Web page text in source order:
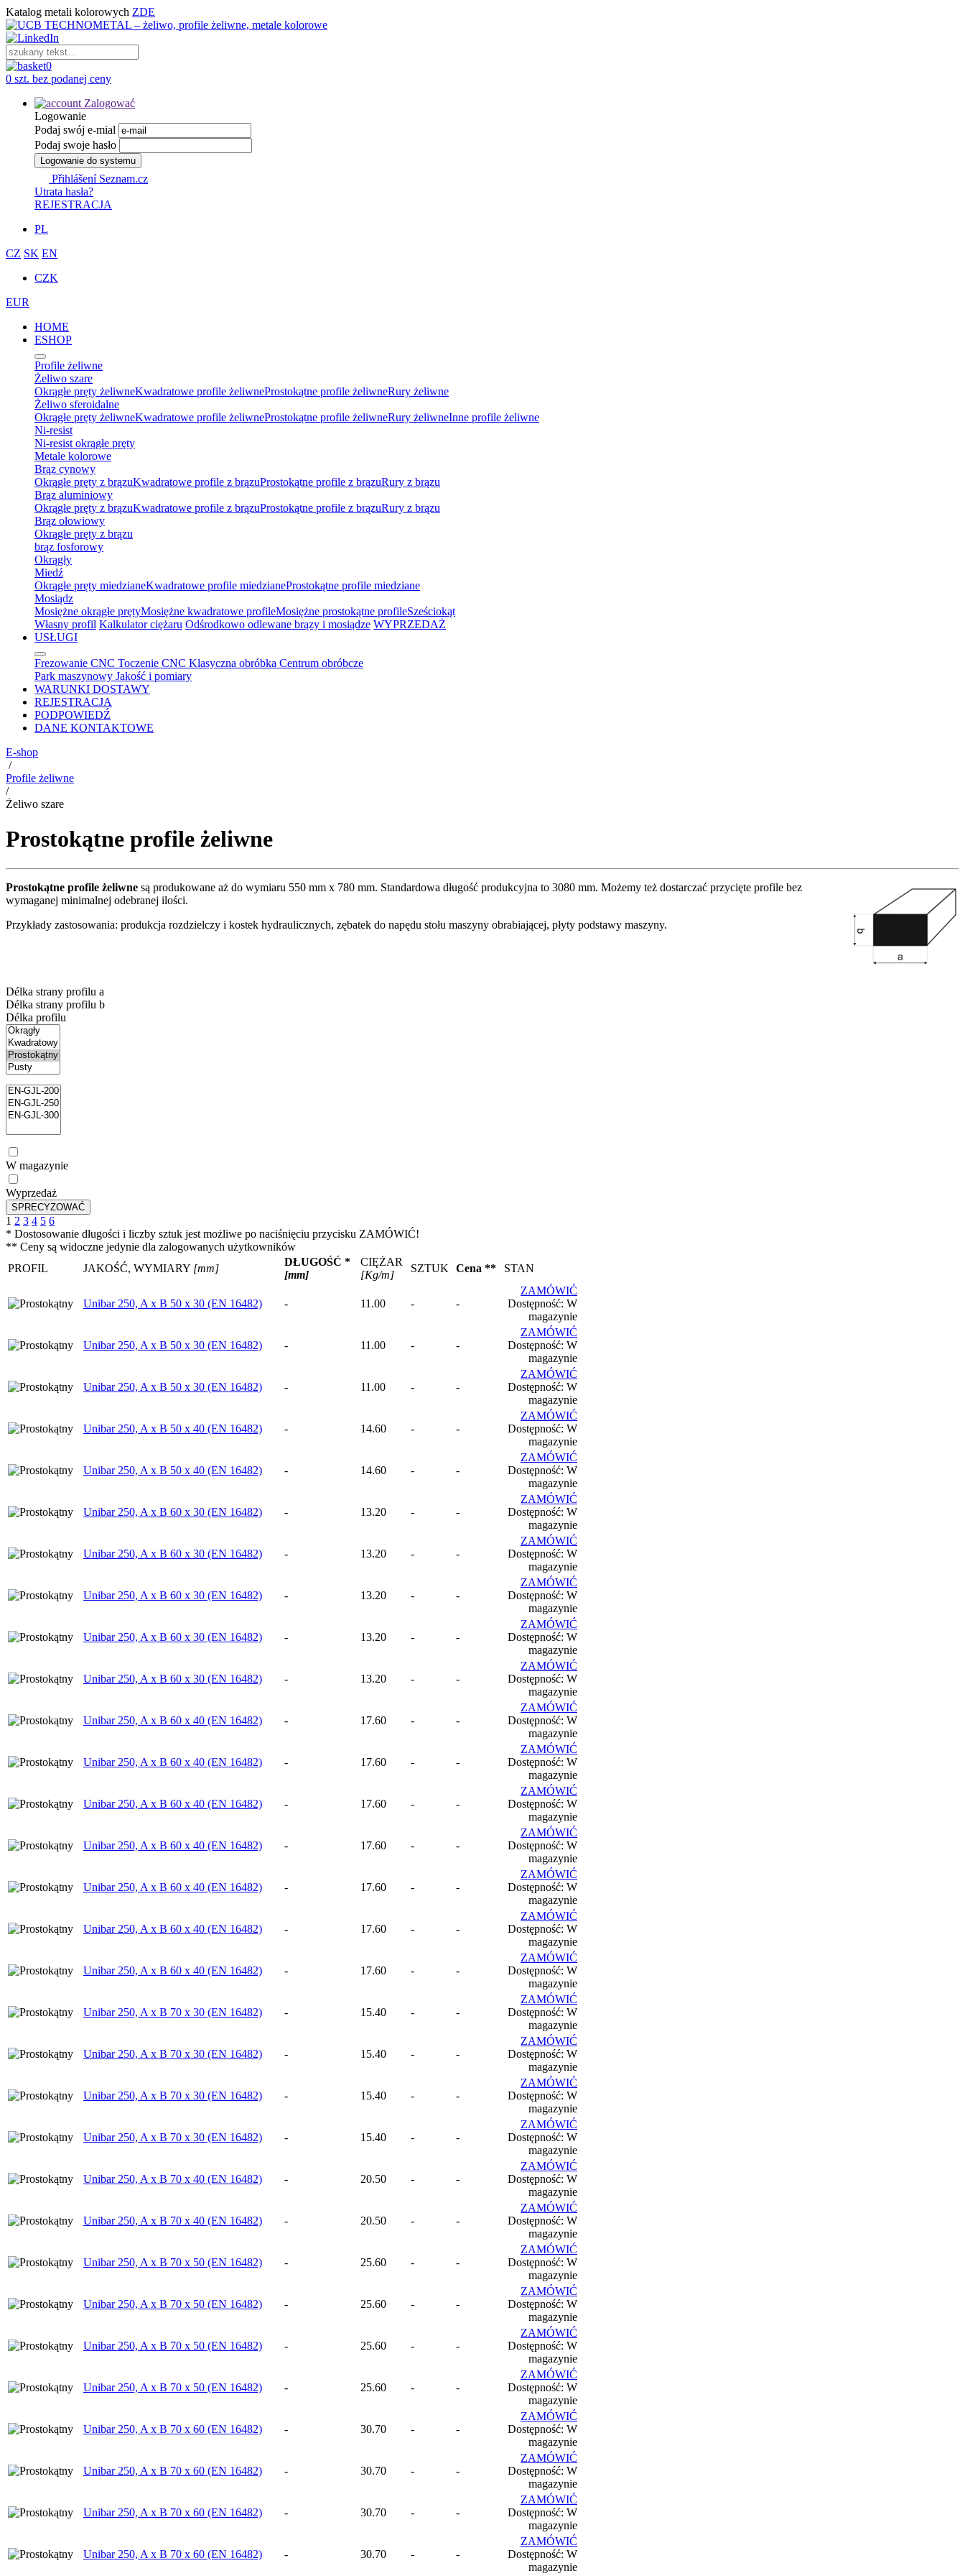
Katalog metali kolorowych ZDE
0
0 szt. bez podanej ceny
Zalogować
Logowanie
Podaj swój e-mial
Podaj swoje hasło
Logowanie do systemu
Přihlášení Seznam.cz
Utrata hasła?
REJESTRACJA
PL
CZ SK EN
CZK
EUR
HOME
ESHOP
Profile żeliwne
Żeliwo szare
Okrągłe pręty żeliwneKwadratowe profile żeliwneProstokątne profile żeliwneRury żeliwne
Żeliwo sferoidalne
Okrągłe pręty żeliwneKwadratowe profile żeliwneProstokątne profile żeliwneRury żeliwneInne profile żeliwne
Ni-resist
Ni-resist okrągłe pręty
Metale kolorowe
Brąz cynowy
Okrągłe pręty z brązuKwadratowe profile z brązuProstokątne profile z brązuRury z brązu
Brąz aluminiowy
Okrągłe pręty z brązuKwadratowe profile z brązuProstokątne profile z brązuRury z brązu
Brąz ołowiowy
Okrągłe pręty z brązu
brąz fosforowy
Okrągły
Miedź
Okrągłe pręty miedzianeKwadratowe profile miedzianeProstokątne profile miedziane
Mosiądz
Mosiężne okrągłe prętyMosiężne kwadratowe profileMosiężne prostokątne profileSześciokąt
Własny profil Kalkulator ciężaru Odśrodkowo odlewane brązy i mosiądze WYPRZEDAŻ
USŁUGI
Frezowanie CNC Toczenie CNC Klasyczna obróbka Centrum obróbcze
Park maszynowy Jakość i pomiary
WARUNKI DOSTAWY
REJESTRACJA
PODPOWIEDŹ
DANE KONTAKTOWE
E-shop
/
Profile żeliwne
/
Żeliwo szare
Prostokątne profile żeliwne
Prostokątne profile żeliwne są produkowane aż do wymiaru 550 mm x 780 mm. Standardowa długość produkcyjna to 3080 mm. Możemy też dostarczać przycięte profile bez
wymaganej minimalnej odebranej ilości.
Przykłady zastosowania: produkcja rozdzielczy i kostek hydraulicznych, zębatek do napędu stołu maszyny obrabiającej, płyty podstawy maszyny.
Délka strany profilu a
Délka strany profilu b
Délka profilu
W magazynie
Wyprzedaż
1 2 3 4 5 6
* Dostosowanie długości i liczby sztuk jest możliwe po naciśnięciu przycisku ZAMÓWIĆ!
** Ceny są widoczne jedynie dla zalogowanych użytkowników
PROFIL
JAKOŚĆ, WYMIARY [mm]
DŁUGOŚĆ *
[mm]
CIĘŻAR
[Kg/m]
SZTUK Cena ** STAN
Unibar 250, A x B 50 x 30 (EN 16482) - 11.00 - -
ZAMÓWIĆ
Dostępność: W
magazynie
Unibar 250, A x B 50 x 30 (EN 16482) - 11.00 - -
ZAMÓWIĆ
Dostępność: W
magazynie
Unibar 250, A x B 50 x 30 (EN 16482) - 11.00 - -
ZAMÓWIĆ
Dostępność: W
magazynie
Unibar 250, A x B 50 x 40 (EN 16482) - 14.60 - -
ZAMÓWIĆ
Dostępność: W
magazynie
Unibar 250, A x B 50 x 40 (EN 16482) - 14.60 - -
ZAMÓWIĆ
Dostępność: W
magazynie
Unibar 250, A x B 60 x 30 (EN 16482) - 13.20 - -
ZAMÓWIĆ
Dostępność: W
magazynie
Unibar 250, A x B 60 x 30 (EN 16482) - 13.20 - -
ZAMÓWIĆ
Dostępność: W
magazynie
Unibar 250, A x B 60 x 30 (EN 16482) - 13.20 - -
ZAMÓWIĆ
Dostępność: W
magazynie
Unibar 250, A x B 60 x 30 (EN 16482) - 13.20 - -
ZAMÓWIĆ
Dostępność: W
magazynie
Unibar 250, A x B 60 x 30 (EN 16482) - 13.20 - -
ZAMÓWIĆ
Dostępność: W
magazynie
Unibar 250, A x B 60 x 40 (EN 16482) - 17.60 - -
ZAMÓWIĆ
Dostępność: W
magazynie
Unibar 250, A x B 60 x 40 (EN 16482) - 17.60 - -
ZAMÓWIĆ
Dostępność: W
magazynie
Unibar 250, A x B 60 x 40 (EN 16482) - 17.60 - -
ZAMÓWIĆ
Dostępność: W
magazynie
Unibar 250, A x B 60 x 40 (EN 16482) - 17.60 - -
ZAMÓWIĆ
Dostępność: W
magazynie
Unibar 250, A x B 60 x 40 (EN 16482) - 17.60 - -
ZAMÓWIĆ
Dostępność: W
magazynie
Unibar 250, A x B 60 x 40 (EN 16482) - 17.60 - -
ZAMÓWIĆ
Dostępność: W
magazynie
Unibar 250, A x B 60 x 40 (EN 16482) - 17.60 - -
ZAMÓWIĆ
Dostępność: W
magazynie
Unibar 250, A x B 70 x 30 (EN 16482) - 15.40 - -
ZAMÓWIĆ
Dostępność: W
magazynie
Unibar 250, A x B 70 x 30 (EN 16482) - 15.40 - -
ZAMÓWIĆ
Dostępność: W
magazynie
Unibar 250, A x B 70 x 30 (EN 16482) - 15.40 - -
ZAMÓWIĆ
Dostępność: W
magazynie
Unibar 250, A x B 70 x 30 (EN 16482) - 15.40 - -
ZAMÓWIĆ
Dostępność: W
magazynie
Unibar 250, A x B 70 x 40 (EN 16482) - 20.50 - -
ZAMÓWIĆ
Dostępność: W
magazynie
Unibar 250, A x B 70 x 40 (EN 16482) - 20.50 - -
ZAMÓWIĆ
Dostępność: W
magazynie
Unibar 250, A x B 70 x 50 (EN 16482) - 25.60 - -
ZAMÓWIĆ
Dostępność: W
magazynie
Unibar 250, A x B 70 x 50 (EN 16482) - 25.60 - -
ZAMÓWIĆ
Dostępność: W
magazynie
Unibar 250, A x B 70 x 50 (EN 16482) - 25.60 - -
ZAMÓWIĆ
Dostępność: W
magazynie
Unibar 250, A x B 70 x 50 (EN 16482) - 25.60 - -
ZAMÓWIĆ
Dostępność: W
magazynie
Unibar 250, A x B 70 x 60 (EN 16482) - 30.70 - -
ZAMÓWIĆ
Dostępność: W
magazynie
Unibar 250, A x B 70 x 60 (EN 16482) - 30.70 - -
ZAMÓWIĆ
Dostępność: W
magazynie
Unibar 250, A x B 70 x 60 (EN 16482) - 30.70 - -
ZAMÓWIĆ
Dostępność: W
magazynie
Unibar 250, A x B 70 x 60 (EN 16482) - 30.70 - -
ZAMÓWIĆ
Dostępność: W
magazynie